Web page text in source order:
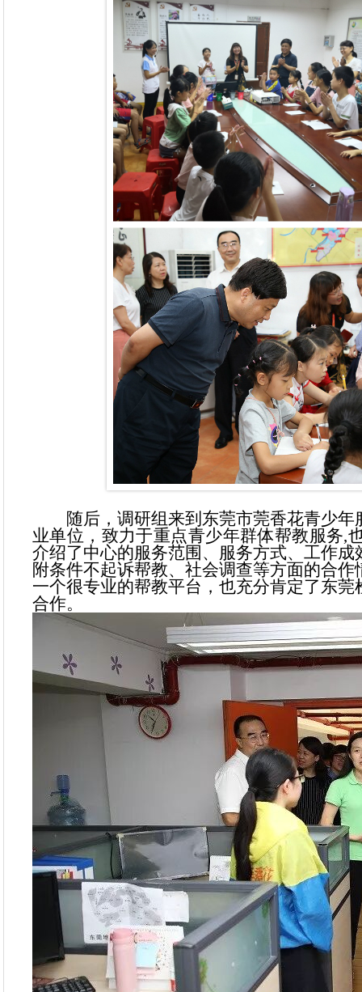
随后，调研组来到东莞市莞香花青少年
业单位，致力于重点青少年群体帮教服务,
介绍了中心的服务范围、服务方式、工作
附条件不起诉帮教、社会调查等方面的合
一个很专业的帮教平台，也充分肯定了东
合作。